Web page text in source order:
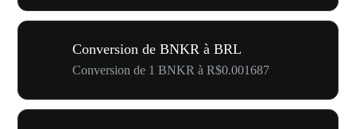
Conversion de BNKR à BRL
Conversion de 1 BNKR à R$0.001687